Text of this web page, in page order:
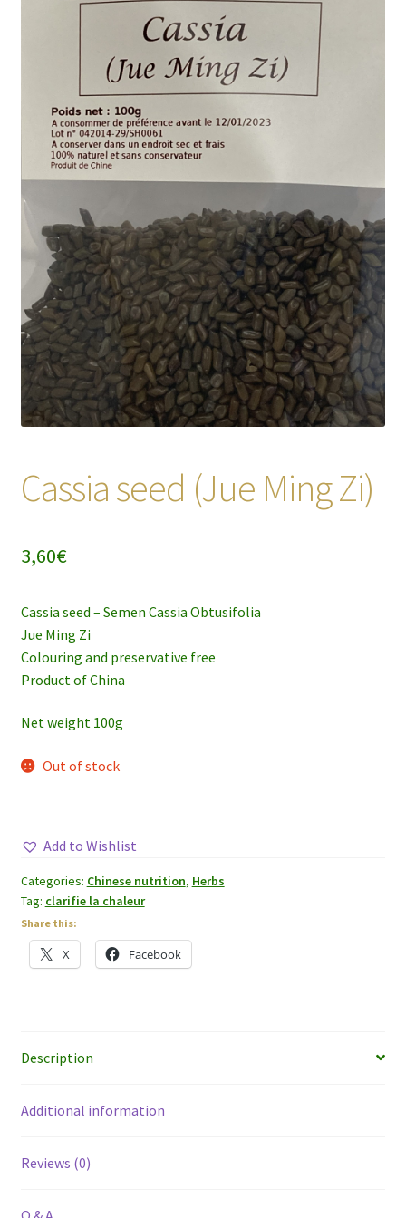
Cassia seed (Jue Ming Zi)
3,60€
Cassia seed – Semen Cassia Obtusifolia
Jue Ming Zi
Colouring and preservative free
Product of China
Net weight 100g
Out of stock
Add to Wishlist
Categories: Chinese nutrition, Herbs
Tag: clarifie la chaleur
Share this:
X Facebook
Description
Additional information
Reviews (0)